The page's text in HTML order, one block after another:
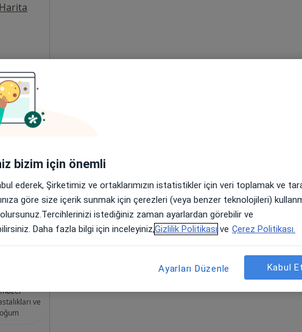
Harita
İç
Daha
Harita
ve
Profili Gör
bizim için önemli
ederek, Şirketimiz ve ortaklarımızın istatistikler için veri toplamak ve
göre size içerik sunmak için çerezleri (veya benzer teknolojileri)
istediğiniz zaman ayarlardan görebilir ve
Daha fazla bilgi için inceleyiniz,Gizlilik Politikası ve Çerez Politikası.
Ayarları Düzenle Kabul Et